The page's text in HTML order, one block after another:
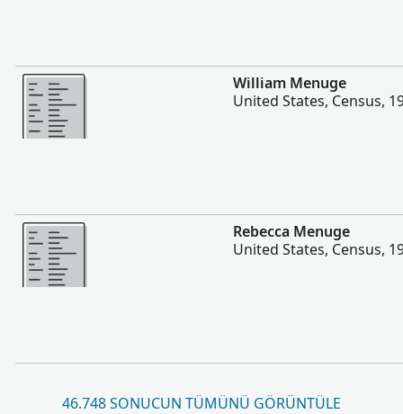
Daha fazla
William Menuge
United States, Census,
Daha fazla
Rebecca Menuge
United States, Census,
46.748 SONUCUN TÜMÜNÜ GÖRÜNTÜLE